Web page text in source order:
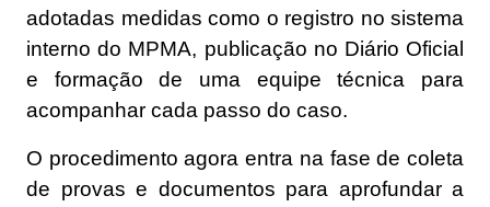
adotadas medidas como o registro no sistema
interno do MPMA, publicação no Diário Oficial
e formação de uma equipe técnica para
acompanhar cada passo do caso.
O procedimento agora entra na fase de coleta
de provas e documentos para aprofundar a